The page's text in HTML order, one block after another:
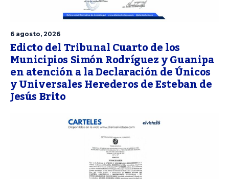
6 agosto, 2026
Edicto del Tribunal Cuarto de los
Municipios Simón Rodríguez y Guanipa
en atención a la Declaración de Únicos
y Universales Herederos de Esteban de
Jesús Brito